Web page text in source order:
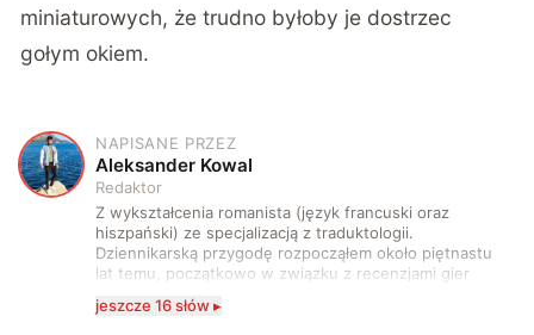
miniaturowych, że trudno byłoby je dostrzec
gołym okiem.
A
NAPISANE PRZEZ
Aleksander Kowal
Redaktor
Z wykształcenia romanista (język francuski oraz
hiszpański) ze specjalizacją z traduktologii.
Dziennikarską przygodę rozpocząłem około piętnastu
lat temu, początkowo w związku z recenzjami gier
komputerowych i filmów. Obecnie publikuję
zdecydowanie częściej na tematy związane z nauką
jeszcze 16 słów ▸